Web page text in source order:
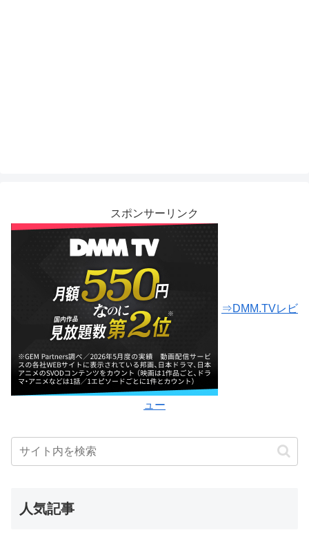
スポンサーリンク
⇒DMM.TVレビ
ュー
人気記事